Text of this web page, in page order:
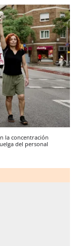
la concentración
del personal